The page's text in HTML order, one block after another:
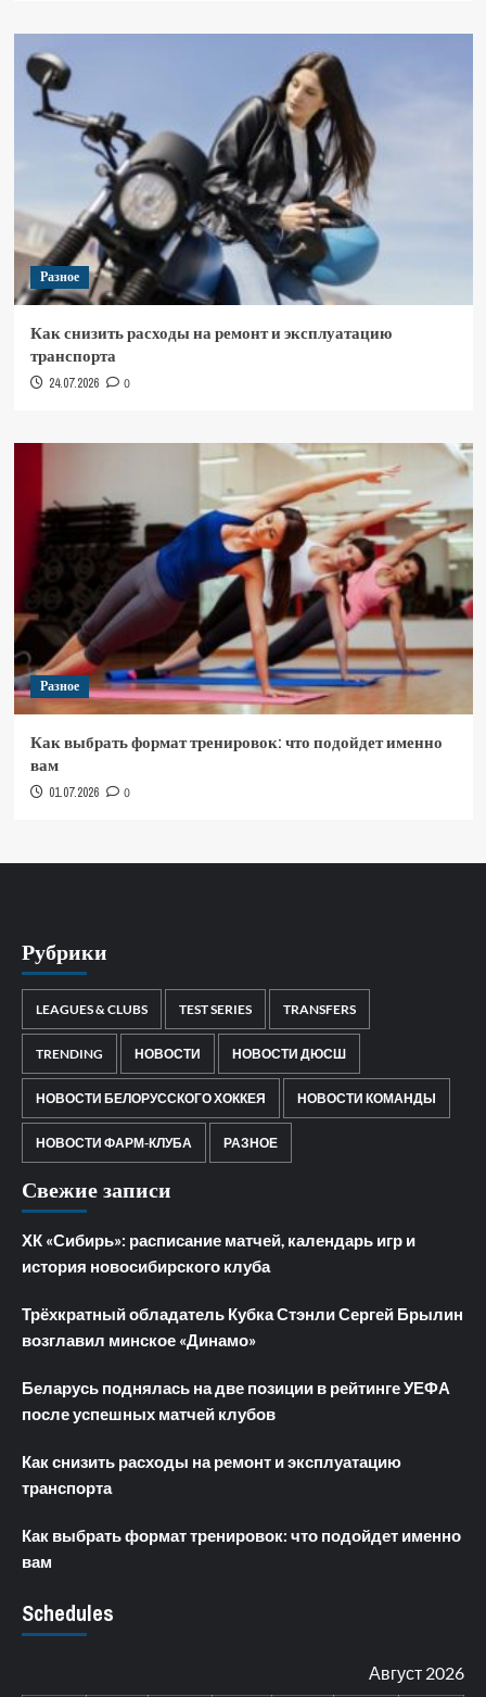
Разное
Как снизить расходы на ремонт и эксплуатацию
транспорта
24.07.2026 0
Разное
Как выбрать формат тренировок: что подойдет именно
вам
01.07.2026 0
Рубрики
LEAGUES & CLUBS TEST SERIES TRANSFERS
TRENDING НОВОСТИ НОВОСТИ ДЮСШ
НОВОСТИ БЕЛОРУССКОГО ХОККЕЯ НОВОСТИ КОМАНДЫ
НОВОСТИ ФАРМ-КЛУБА РАЗНОЕ
Свежие записи
ХК «Сибирь»: расписание матчей, календарь игр и
история новосибирского клуба
Трёхкратный обладатель Кубка Стэнли Сергей Брылин
возглавил минское «Динамо»
Беларусь поднялась на две позиции в рейтинге УЕФА
после успешных матчей клубов
Как снизить расходы на ремонт и эксплуатацию
транспорта
Как выбрать формат тренировок: что подойдет именно
вам
Schedules
Август 2026